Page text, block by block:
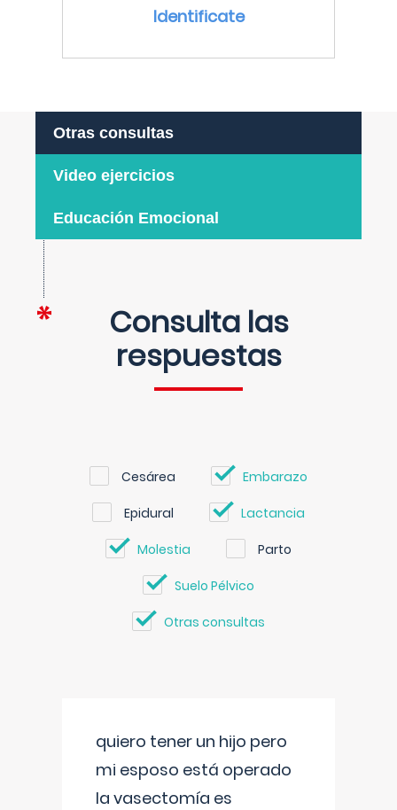
Identificate
Otras consultas
Video ejercicios
Educación Emocional
Consulta las
respuestas
Cesárea Embarazo
Epidural Lactancia
Molestia Parto
Suelo Pélvico
Otras consultas
quiero tener un hijo pero
mi esposo está operado
la vasectomía es